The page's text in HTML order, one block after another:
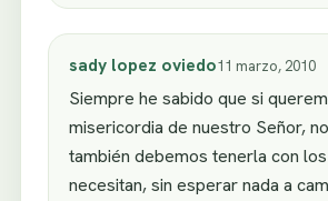
sady lopez oviedo11 marzo, 2010
Siempre he sabido que si
misericordia de nuestro Señor,
también debemos tenerla con
necesitan, sin esperar nada a